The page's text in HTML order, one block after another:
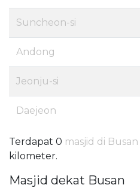
Suncheon-si
Andong
Jeonju-si
Daejeon
Terdapat 0 masjid di Busan
kilometer.
Masjid dekat Busan